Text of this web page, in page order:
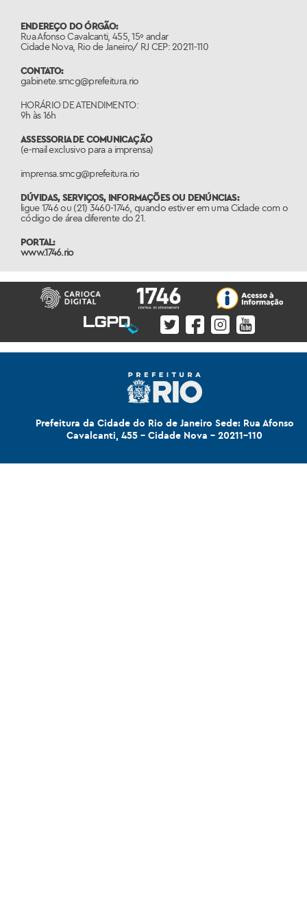
ENDEREÇO DO ÓRGÃO:
Rua Afonso Cavalcanti, 455, 15º andar
Cidade Nova, Rio de Janeiro/ RJ CEP: 20211-110
CONTATO:
gabinete.smcg@prefeitura.rio
HORÁRIO DE ATENDIMENTO:
9h às 16h
ASSESSORIA DE COMUNICAÇÃO
(e-mail exclusivo para a imprensa)
imprensa.smcg@prefeitura.rio
DÚVIDAS, SERVIÇOS, INFORMAÇÕES OU DENÚNCIAS:
ligue 1746 ou (21) 3460-1746, quando estiver em uma Cidade com o
código de área diferente do 21.
PORTAL:
www.1746.rio
Prefeitura da Cidade do Rio de Janeiro Sede: Rua Afonso
Cavalcanti, 455 - Cidade Nova - 20211-110